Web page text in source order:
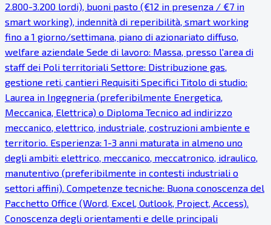
2.800-3.200 lordi), buoni pasto (€12 in presenza / €7 in
smart working), indennità di reperibilità, smart working
fino a 1 giorno/settimana, piano di azionariato diffuso,
welfare aziendale Sede di lavoro: Massa, presso l'area di
staff dei Poli territoriali Settore: Distribuzione gas,
gestione reti, cantieri Requisiti Specifici Titolo di studio:
Laurea in Ingegneria (preferibilmente Energetica,
Meccanica, Elettrica) o Diploma Tecnico ad indirizzo
meccanico, elettrico, industriale, costruzioni ambiente e
territorio. Esperienza: 1-3 anni maturata in almeno uno
degli ambiti: elettrico, meccanico, meccatronico, idraulico,
manutentivo (preferibilmente in contesti industriali o
settori affini). Competenze tecniche: Buona conoscenza del
Pacchetto Office (Word, Excel, Outlook, Project, Access).
Conoscenza degli orientamenti e delle principali